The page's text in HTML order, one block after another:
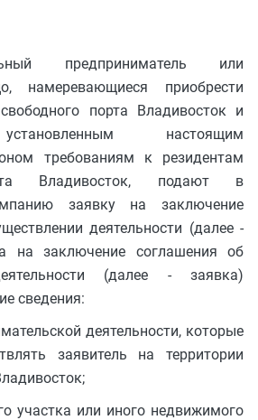
предприниматель или
намеревающиеся приобрести
порта Владивосток и
настоящим
требованиям к резидентам
Владивосток, подают в
заявку на заключение
деятельности (далее -
на заключение соглашения об
(далее - заявка)
сведения:
деятельности, которые
заявитель на территории
участка или иного недвижимого